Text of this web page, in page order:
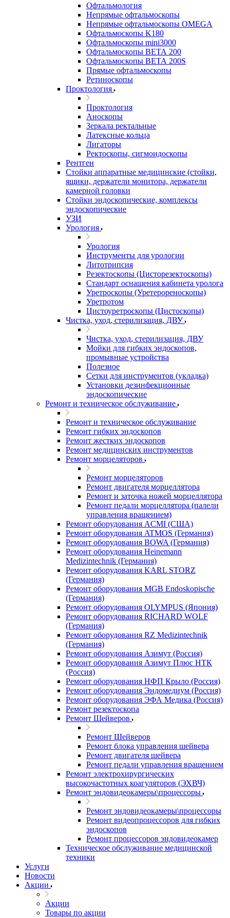
Офтальмология
Непрямые офтальмоскопы
Непрямые офтальмоскопы OMEGA
Офтальмоскопы K180
Офтальмоскопы mini3000
Офтальмоскопы ВЕТА 200
Офтальмоскопы ВЕТА 200S
Прямые офтальмоскопы
Ретиноскопы
Проктология
Проктология
Аноскопы
Зеркала ректальные
Латексные кольца
Лигаторы
Ректоскопы, сигмоидоскопы
Рентген
Стойки аппаратные медицинские (стойки,
ящики, держатели монитора, держатели
камерной головки
Стойки эндоскопические, комплексы
эндоскопические
УЗИ
Урология
Урология
Инструменты для урологии
Литотрипсия
Резектоскопы (Цисторезектоскопы)
Стандарт оснащения кабинета уролога
Уретроскопы (Уретерореноскопы)
Уретротом
Цистоуретроскопы (Цистоскопы)
Чистка, уход, стерилизация, ДВУ
Чистка, уход, стерилизация, ДВУ
Мойки для гибких эндоскопов,
промывные устройства
Полезное
Сетки для инструментов (укладка)
Установки дезинфекционные
эндоскопические
Ремонт и техническое обслуживание
Ремонт и техническое обслуживание
Ремонт гибких эндоскопов
Ремонт жестких эндоскопов
Ремонт медицинских инструментов
Ремонт морцеляторов
Ремонт морцеляторов
Ремонт двигателя морцеллятора
Ремонт и заточка ножей морцеллятора
Ремонт педали морцеллятора (палели
управления вращением)
Ремонт оборудования ACMI (США)
Ремонт оборудования ATMOS (Германия)
Ремонт оборудования BOWA (Германия)
Ремонт оборудования Heinemann
Medizintechnik (Германия)
Ремонт оборудования KARL STORZ
(Германия)
Ремонт оборудования MGB Endoskopische
(Германия)
Ремонт оборудования OLYMPUS (Япония)
Ремонт оборудования RICHARD WOLF
(Германия)
Ремонт оборудования RZ Medizintechnik
(Германия)
Ремонт оборудования Азимут (Россия)
Ремонт оборудования Азимут Плюс НТК
(Россия)
Ремонт оборудования НФП Крыло (Россия)
Ремонт оборудования Эндомедиум (Россия)
Ремонт оборудования ЭФА Медика (Россия)
Ремонт резектоскопа
Ремонт Шейверов
Ремонт Шейверов
Ремонт блока управления шейвера
Ремонт двигателя шейвера
Ремонт педали управления вращением
Ремонт электрохирургических
высокочастотных коагуляторов (ЭХВЧ)
Ремонт эндовидеокамеры\процессоры
Ремонт эндовидеокамеры\процессоры
Ремонт видеопроцессоров для гибких
эндоскопов
Ремонт процессоров эндовидеокамер
Техническое обслуживание медицинской
техники
Услуги
Новости
Акции
Акции
Товары по акции